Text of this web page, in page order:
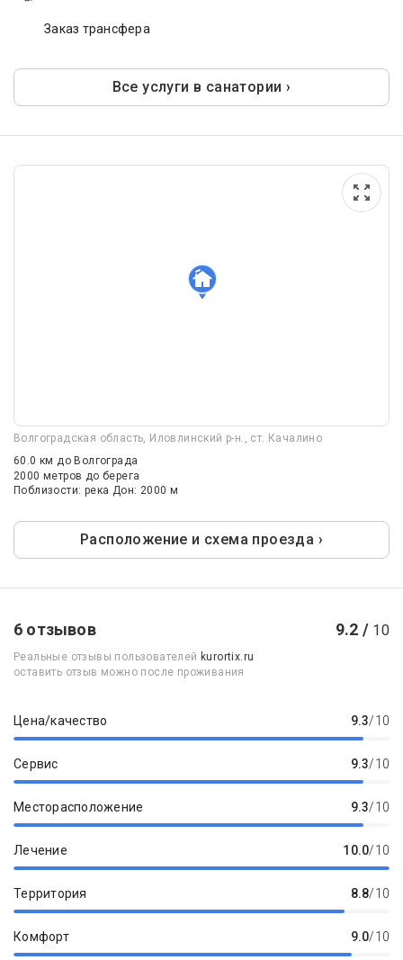
Заказ трансфера
Все услуги в санатории ›
Волгоградская область, Иловлинский р-н., ст. Качалино
60.0 кмдо Волгограда
2000 метров до берега
Поблизости: река Дон: 2000 м
Расположение и схема проезда ›
6 отзывов 9.2 / 10
Реальные отзывы пользователей kurortix.ru
оставить отзыв можно после проживания
Цена/качество 9.3/10
Сервис 9.3/10
Месторасположение 9.3/10
Лечение 10.0/10
Территория 8.8/10
Комфорт 9.0/10